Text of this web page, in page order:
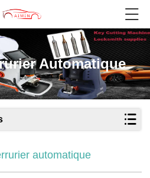
Automatique
automatique